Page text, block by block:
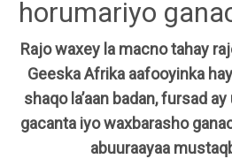
horumariyo
Rajo waxey la macno tahay
Geeska Afrika aafooyinka
shaqo la’aan badan, fursad
gacanta iyo waxbarasho
abuuraayaa